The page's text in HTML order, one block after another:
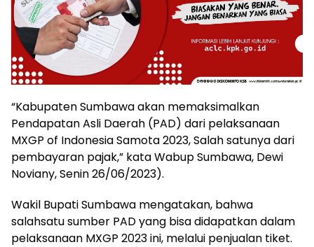
“Kabupaten Sumbawa akan memaksimalkan
Pendapatan Asli Daerah (PAD) dari pelaksanaan
MXGP of Indonesia Samota 2023, Salah satunya dari
pembayaran pajak,” kata Wabup Sumbawa, Dewi
Noviany, Senin 26/06/2023).
Wakil Bupati Sumbawa mengatakan, bahwa
salahsatu sumber PAD yang bisa didapatkan dalam
pelaksanaan MXGP 2023 ini, melalui penjualan tiket.